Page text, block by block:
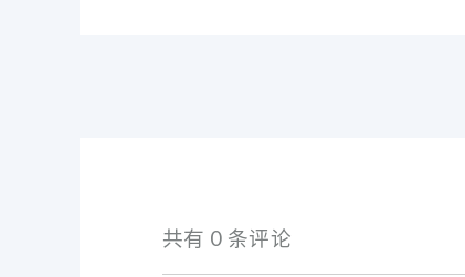
共有 0 条评论